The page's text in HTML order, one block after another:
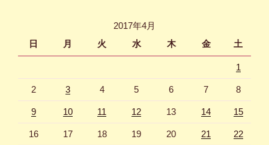
2017年4月
日
月 火 水 木 金 土
1
2 3 4 5 6 7 8
9 10 11 12 13 14 15
16 17 18 19 20 21 22